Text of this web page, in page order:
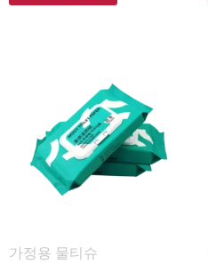
가정용 물티슈